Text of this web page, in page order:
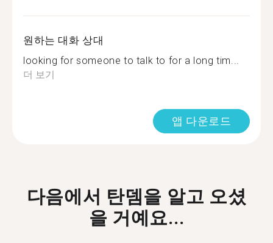
원하는 대화 상대
looking for someone to talk to for a long tim...
더 보기
앱 다운로드
다음에서 탄뎀을 알고 오셨
을 거예요...